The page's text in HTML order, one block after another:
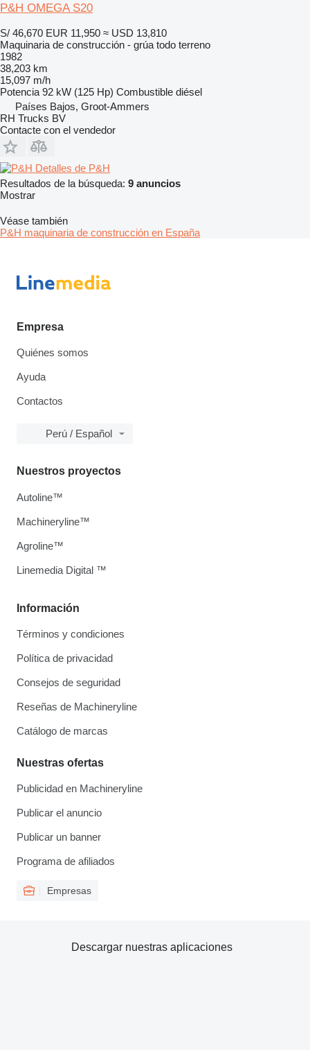
P&H OMEGA S20
S/ 46,670 EUR 11,950 ≈ USD 13,810
Maquinaria de construcción - grúa todo terreno
1982
38,203 km
15,097 m/h
Potencia 92 kW (125 Hp) Combustible diésel
Países Bajos, Groot-Ammers
RH Trucks BV
Contacte con el vendedor
Detalles de P&H
Resultados de la búsqueda: 9 anuncios
Mostrar
Véase también
P&H maquinaria de construcción en España
Empresa
Quiénes somos
Ayuda
Contactos
Perú / Español
Información
Términos y condiciones
Política de privacidad
Consejos de seguridad
Reseñas de Machineryline
Catálogo de marcas
Nuestras ofertas
Publicidad en Machineryline
Publicar el anuncio
Publicar un banner
Programa de afiliados
Empresas
Nuestros proyectos
Autoline™
Machineryline™
Agroline™
Linemedia Digital ™
Descargar nuestras aplicaciones